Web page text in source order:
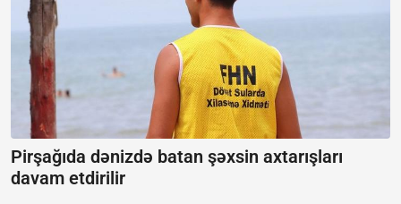
Pirşağıda dənizdə batan şəxsin axtarışları
davam etdirilir